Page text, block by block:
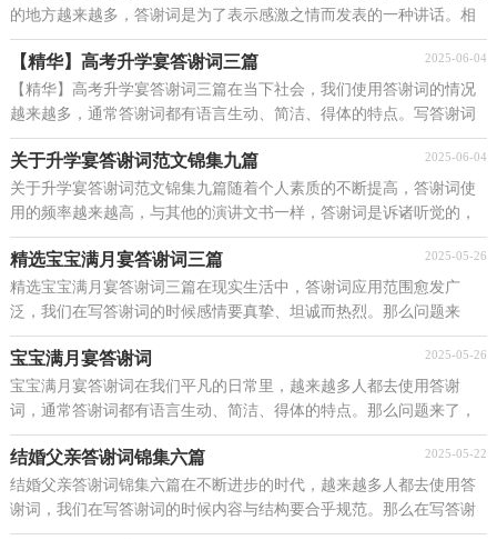
的地方越来越多，答谢词是为了表示感激之情而发表的一种讲话。相
信很多朋友都对写答谢词感到非常苦恼吧，下面是...
【精华】高考升学宴答谢词三篇 2025-06-04
【精华】高考升学宴答谢词三篇在当下社会，我们使用答谢词的情况
越来越多，通常答谢词都有语言生动、简洁、得体的特点。写答谢词
可马虎不得哦，下面是小编整理的高考升学宴答谢词...
关于升学宴答谢词范文锦集九篇 2025-06-04
关于升学宴答谢词范文锦集九篇随着个人素质的不断提高，答谢词使
用的频率越来越高，与其他的演讲文书一样，答谢词是诉诸听觉的，
应将优美雅洁的书面语与活泼生动的口语有机融合一体...
精选宝宝满月宴答谢词三篇 2025-05-26
精选宝宝满月宴答谢词三篇在现实生活中，答谢词应用范围愈发广
泛，我们在写答谢词的时候感情要真挚、坦诚而热烈。那么问题来
了，到底应如何写一份恰当的答谢词呢？下面是小编收集整...
宝宝满月宴答谢词 2025-05-26
宝宝满月宴答谢词在我们平凡的日常里，越来越多人都去使用答谢
词，通常答谢词都有语言生动、简洁、得体的特点。那么问题来了，
到底应如何写一份恰当的答谢词呢？下面是小编为大家收...
结婚父亲答谢词锦集六篇 2025-05-22
结婚父亲答谢词锦集六篇在不断进步的时代，越来越多人都去使用答
谢词，我们在写答谢词的时候内容与结构要合乎规范。那么在写答谢
词时有什么注意事项呢？以下是小编为大家整理的结...